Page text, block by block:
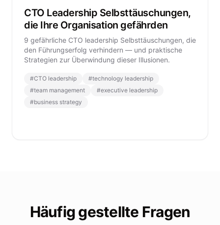
CTO Leadership Selbsttäuschungen,
die Ihre Organisation gefährden
9 gefährliche CTO leadership Selbsttäuschungen, die
den Führungserfolg verhindern — und praktische
Strategien zur Überwindung dieser Illusionen.
#CTO leadership #technology leadership
#team management #executive leadership
#business strategy
Häufig gestellte Fragen